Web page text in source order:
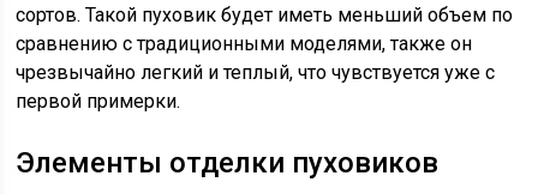
сортов. Такой пуховик будет иметь меньший объем по
сравнению с традиционными моделями, также он
чрезвычайно легкий и теплый, что чувствуется уже с
первой примерки.
Элементы отделки пуховиков